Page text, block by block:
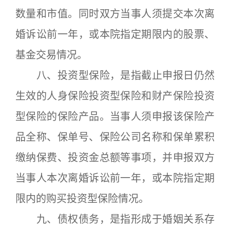
数量和市值。同时双方当事人须提交本次离
婚诉讼前一年，或本院指定期限内的股票、
基金交易情况。
八、投资型保险，是指截止申报日仍然
生效的人身保险投资型保险和财产保险投资
型保险的保险产品。当事人须申报该保险产
品全称、保单号、保险公司名称和保单累积
缴纳保费、投资金总额等事项，并申报双方
当事人本次离婚诉讼前一年，或本院指定期
限内的购买投资型保险情况。
九、债权债务，是指形成于婚姻关系存